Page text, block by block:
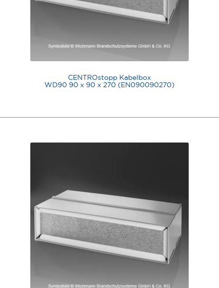
CENTROstopp Kabelbox
WD90 90 x 90 x 270 (EN090090270)